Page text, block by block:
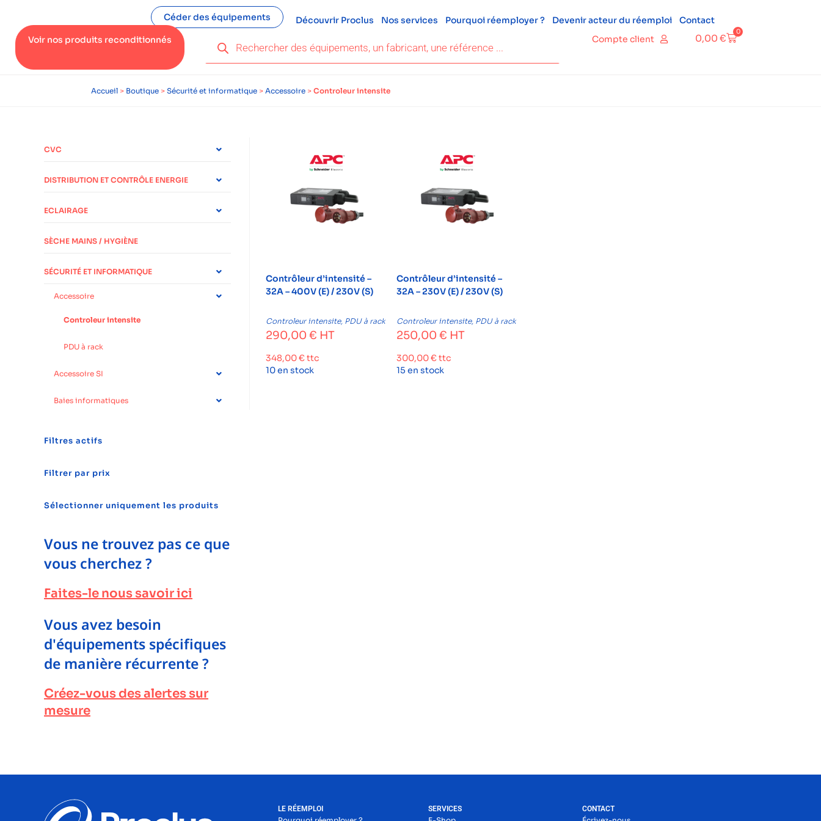
Céder des équipements Découvrir Proclus Nos services Pourquoi réemployer ? Devenir acteur du réemploi
Contact
Voir nos produits reconditionnés
Compte client 0,00 €
0
Accueil > Boutique > Sécurité et informatique > Accessoire > Controleur intensite
Contrôleur d’intensité –
32A – 400V (E) / 230V (S)
Controleur intensite, PDU à rack
290,00€ HT
348,00€ttc
10 en stock
Contrôleur d’intensité –
32A – 230V (E) / 230V (S)
Controleur intensite, PDU à rack
250,00 € HT
300,00€ttc
15 en stock
CVC
DISTRIBUTION ET CONTRÔLE ENERGIE
ECLAIRAGE
SÈCHE MAINS / HYGIÈNE
SÉCURITÉ ET INFORMATIQUE
Accessoire
Controleur intensite
PDU à rack
Accessoire SI
Baies informatiques
Filtres actifs
Filtrer par prix
Sélectionner uniquement les produits
Vous ne trouvez pas ce que
vous cherchez ?
Faites-le nous savoir ici
Vous avez besoin
d'équipements spécifiques
de manière récurrente ?
Créez-vous des alertes sur
mesure
LE RÉEMPLOI SERVICES CONTACT